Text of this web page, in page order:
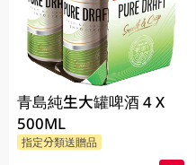
青島純生大罐啤酒 4 X
500ML
指定分類送贈品